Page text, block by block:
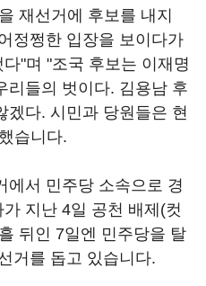
재선거에 후보를 내지
정쩡한 입장을 보이다가
"며 "조국 후보는 이재명
리들의 벗이다. 김용남 후
겠다. 시민과 당원들은 현
습니다.
에서 민주당 소속으로 경
지난 4일 공천 배제(컷
뒤인 7일엔 민주당을 탈
거를 돕고 있습니다.